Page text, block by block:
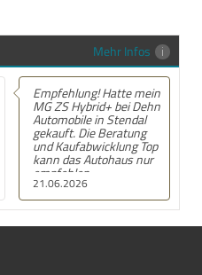
Mehr Infos
21.06.2026
Empfehlung! Hatte mein
MG ZS Hybrid+ bei Dehn
Automobile in Stendal
gekauft. Die Beratung
und Kaufabwicklung Top
kann das Autohaus nur
empfehlen .